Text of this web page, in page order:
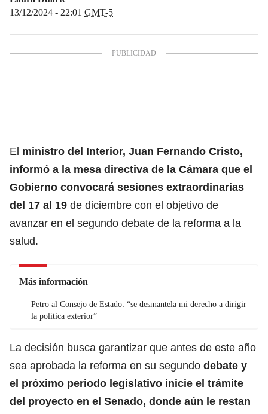
13/12/2024 - 22:01 GMT-5
El ministro del Interior, Juan Fernando Cristo,
informó a la mesa directiva de la Cámara que el
Gobierno convocará sesiones extraordinarias
del 17 al 19 de diciembre con el objetivo de
avanzar en el segundo debate de la reforma a la
salud.
Más información
Petro al Consejo de Estado: “se desmantela mi derecho a dirigir
la política exterior”
La decisión busca garantizar que antes de este año
sea aprobada la reforma en su segundo debate y
el próximo periodo legislativo inicie el trámite
del proyecto en el Senado, donde aún le restan